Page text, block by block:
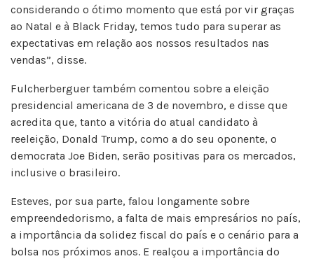
considerando o ótimo momento que está por vir graças
ao Natal e à Black Friday, temos tudo para superar as
expectativas em relação aos nossos resultados nas
vendas”, disse.
Fulcherberguer também comentou sobre a eleição
presidencial americana de 3 de novembro, e disse que
acredita que, tanto a vitória do atual candidato à
reeleição, Donald Trump, como a do seu oponente, o
democrata Joe Biden, serão positivas para os mercados,
inclusive o brasileiro.
Esteves, por sua parte, falou longamente sobre
empreendedorismo, a falta de mais empresários no país,
a importância da solidez fiscal do país e o cenário para a
bolsa nos próximos anos. E realçou a importância do